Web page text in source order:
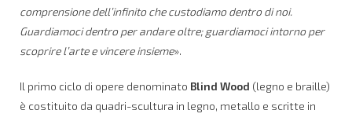
comprensione dell’infinito che custodiamo dentro di noi.
Guardiamoci dentro per andare oltre; guardiamoci intorno per
scoprire l’arte e vincere insieme».
Il primo ciclo di opere denominato Blind Wood (legno e braille)
è costituito da quadri-scultura in legno, metallo e scritte in